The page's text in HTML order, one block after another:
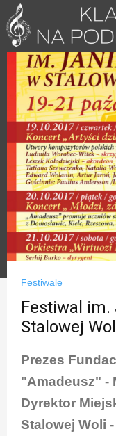
Festiwale
Festiwal im.
Stalowej
Prezes
"Amadeusz" -
Dyrektor
Stalowej Woli